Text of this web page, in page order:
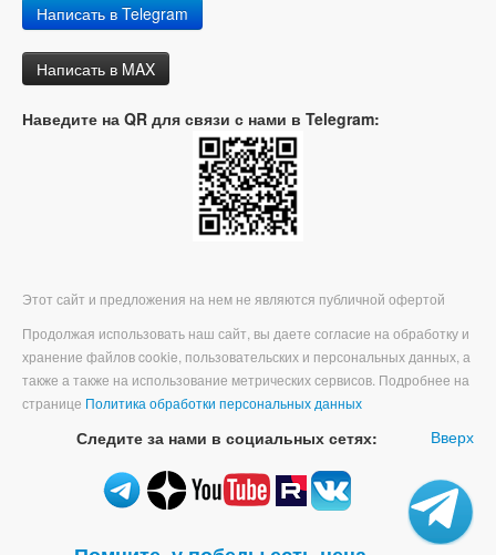
Написать в Telegram
Написать в MAX
Наведите на QR для связи с нами в Telegram:
Этот сайт и предложения на нем не являются публичной офертой
Продолжая использовать наш сайт, вы даете согласие на обработку и
хранение файлов cookie, пользовательских и персональных данных, а
также а также на использование метрических сервисов. Подробнее на
странице Политика обработки персональных данных
Вверх
Следите за нами в социальных сетях: